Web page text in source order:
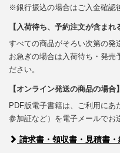
※銀行振込の場合はご入金確認
【入荷待ち、予約注文が含まれ
すべての商品がそろい次第の発
お急ぎの場合は入荷待ち・発売
ださい。
【オンライン発送の商品の場合】
PDF版電子書籍は、ご利用にあ
参加証など）を電子メールでお
請求書・領収書・見積書